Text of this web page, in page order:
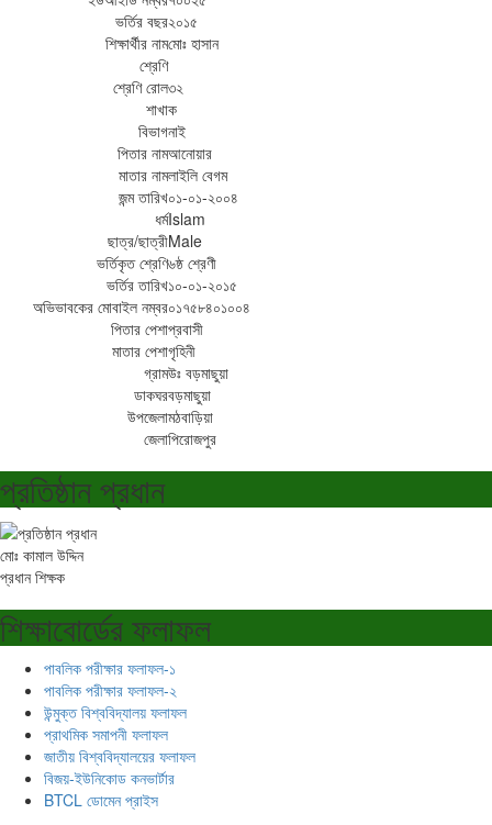
ভর্তির বছর২০১৫
শিক্ষার্থীর নামমোঃ হাসান
শ্রেণি
শ্রেণি রোল৩২
শাখাক
বিভাগনাই
পিতার নামআনোয়ার
মাতার নামলাইলি বেগম
জন্ম তারিখ০১-০১-২০০৪
ধর্মIslam
ছাত্র/ছাত্রীMale
ভর্তিকৃত শ্রেণি৬ষ্ঠ শ্রেণী
ভর্তির তারিখ১০-০১-২০১৫
অভিভাবকের মোবাইল নম্বর০১৭৫৮৪০১০০৪
পিতার পেশাপ্রবাসী
মাতার পেশাগৃহিনী
গ্রামউঃ বড়মাছুয়া
ডাকঘরবড়মাছুয়া
উপজেলামঠবাড়িয়া
জেলাপিরোজপুর
প্রতিষ্ঠান প্রধান
মোঃ কামাল উদ্দিন
প্রধান শিক্ষক
শিক্ষাবোর্ডের ফলাফল
পাবলিক পরীক্ষার ফলাফল-১
পাবলিক পরীক্ষার ফলাফল-২
উন্মুক্ত বিশ্ববিদ্যালয় ফলাফল
প্রাথমিক সমাপনী ফলাফল
জাতীয় বিশ্ববিদ্যালয়ের ফলাফল
বিজয়-ইউনিকোড কনভার্টার
BTCL ডোমেন প্রাইস